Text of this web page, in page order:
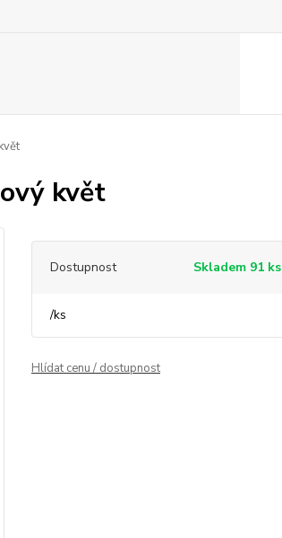
květ
Dostupnost Skladem 91 ks
/ks
Hlídat cenu / dostupnost